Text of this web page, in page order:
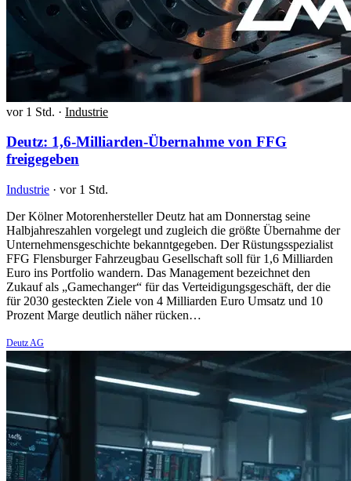
vor 1 Std. · Industrie
Deutz: 1,6-Milliarden-Übernahme von FFG
freigegeben
Industrie · vor 1 Std.
Der Kölner Motorenhersteller Deutz hat am Donnerstag seine
Halbjahreszahlen vorgelegt und zugleich die größte Übernahme der
Unternehmensgeschichte bekanntgegeben. Der Rüstungsspezialist
FFG Flensburger Fahrzeugbau Gesellschaft soll für 1,6 Milliarden
Euro ins Portfolio wandern. Das Management bezeichnet den
Zukauf als „Gamechanger“ für das Verteidigungsgeschäft, der die
für 2030 gesteckten Ziele von 4 Milliarden Euro Umsatz und 10
Prozent Marge deutlich näher rücken…
Deutz AG